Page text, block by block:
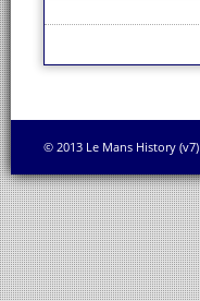
© 2013 Le Mans History (v7)